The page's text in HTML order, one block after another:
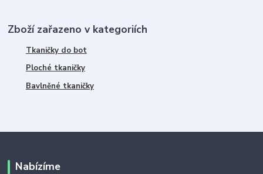
Zboží zařazeno v kategoriích
Tkaničky do bot
Ploché tkaničky
Bavlněné tkaničky
Nabízíme